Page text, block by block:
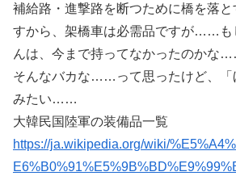
補給路・進撃路を断つために橋を落
すから、架橋車は必需品ですが……も
んは、今まで持ってなかったのかな
そんなバカな……って思ったけど、「
みたい……
大韓民国陸軍の装備品一覧
https://ja.wikipedia.org/wiki/